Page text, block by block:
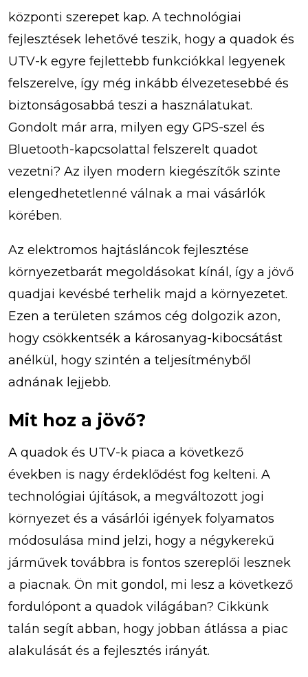
központi szerepet kap. A technológiai
fejlesztések lehetővé teszik, hogy a quadok és
UTV-k egyre fejlettebb funkciókkal legyenek
felszerelve, így még inkább élvezetesebbé és
biztonságosabbá teszi a használatukat.
Gondolt már arra, milyen egy GPS-szel és
Bluetooth-kapcsolattal felszerelt quadot
vezetni? Az ilyen modern kiegészítők szinte
elengedhetetlenné válnak a mai vásárlók
körében.
Az elektromos hajtásláncok fejlesztése
környezetbarát megoldásokat kínál, így a jövő
quadjai kevésbé terhelik majd a környezetet.
Ezen a területen számos cég dolgozik azon,
hogy csökkentsék a károsanyag-kibocsátást
anélkül, hogy szintén a teljesítményből
adnának lejjebb.
Mit hoz a jövő?
A quadok és UTV-k piaca a következő
években is nagy érdeklődést fog kelteni. A
technológiai újítások, a megváltozott jogi
környezet és a vásárlói igények folyamatos
módosulása mind jelzi, hogy a négykerekű
járművek továbbra is fontos szereplői lesznek
a piacnak. Ön mit gondol, mi lesz a következő
fordulópont a quadok világában? Cikkünk
talán segít abban, hogy jobban átlássa a piac
alakulását és a fejlesztés irányát.